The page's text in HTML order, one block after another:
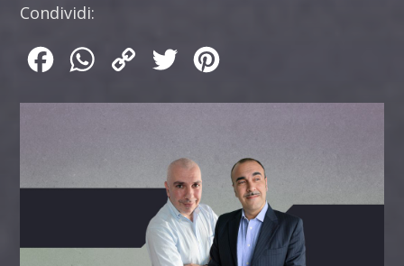
Condividi:
FacebookWhatsApp
Copy
Twitter